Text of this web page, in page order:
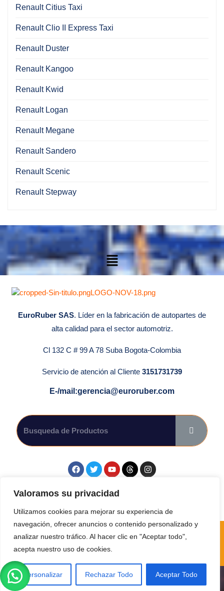
Valoramos su privacidad
Utilizamos cookies para mejorar su experiencia de
navegación, ofrecer anuncios o contenido personalizado y
analizar nuestro tráfico. Al hacer clic en "Aceptar todo",
acepta nuestro uso de cookies.
Personalizar Rechazar Todo Aceptar Todo
Renault Citius Taxi
Renault Clio II Express Taxi
Renault Duster
Renault Kangoo
Renault Kwid
Renault Logan
Renault Megane
Renault Sandero
Renault Scenic
Renault Stepway
EuroRuber SAS. Líder en la fabricación de autopartes de
alta calidad para el sector automotriz.
Cl 132 C # 99 A 78 Suba Bogota-Colombia
Servicio de atención al Cliente 3151731739
E-/mail:gerencia@euroruber.com
Todos. Los derechos reservados por Euroruber SAS 2024
Bogota-Colombia. Sitio desarrollado por